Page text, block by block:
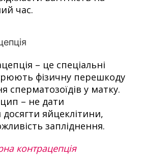
час.
– це спеціальні
фізичну перешкоду
сперматозоїдів у матку.
– не дати
яйцеклітини,
запліднення.
контрацепція